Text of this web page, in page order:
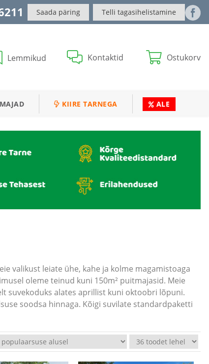
Saada päring Telli tagasihelistamine
Lemmikud Kontaktid Ostukorv
KIIRE TARNEGA ALE
valikust leiate ühe, kahe ja kolme magamistoaga
oleme teinud kuni 150m² puitmajasid. Meie
suvekoduks alates aprillist kuni oktoobri lõpuni.
soodsa hinnaga. Kõigi suvilate standardpaketti